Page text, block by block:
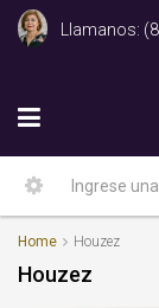
Llamanos:
Home Houzez
Houzez